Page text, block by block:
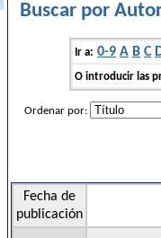
Buscar por
Ir a: 0-9 A B C
O introducir las
Ordenar por:
Fecha de
publicación